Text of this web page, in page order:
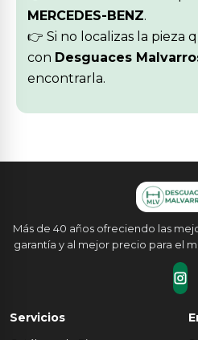
MERCEDES-BENZ.
👉 Si no localizas la pieza
con Desguaces
encontrarla.
Más de 40 años ofreciendo las
garantía y al mejor precio para el
Servicios